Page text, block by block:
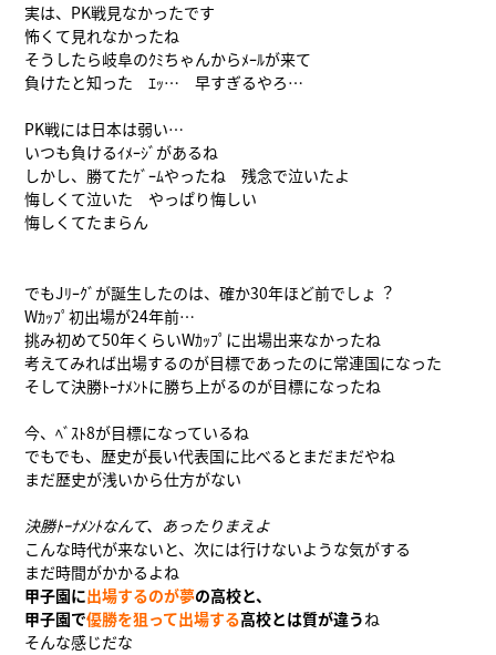
実は、PK戦見なかったです
怖くて見れなかったね
そうしたら岐阜のｸﾐちゃんからﾒｰﾙが来て
負けたと知った ｴｯ… 早すぎるやろ…
PK戦には日本は弱い…
いつも負けるｲﾒｰｼﾞがあるね
しかし、勝てたｹﾞｰﾑやったね 残念で泣いたよ
悔しくて泣いた やっぱり悔しい
悔しくてたまらん
でもJﾘｰｸﾞが誕生したのは、確か30年ほど前でしょ︖
Wｶｯﾌﾟ初出場が24年前…
挑み初めて50年くらいWｶｯﾌﾟに出場出来なかったね
考えてみれば出場するのが目標であったのに常連国になった
そして決勝ﾄｰﾅﾒﾝﾄに勝ち上がるのが目標になったね
今、ﾍﾞｽﾄ8が目標になっているね
でもでも、歴史が長い代表国に比べるとまだまだやね
まだ歴史が浅いから仕方がない
決勝ﾄｰﾅﾒﾝﾄなんて、あったりまえよ
こんな時代が来ないと、次には行けないような気がする
まだ時間がかかるよね
甲子園に出場するのが夢の高校と、
甲子園で優勝を狙って出場する高校とは質が違うね
そんな感じだな